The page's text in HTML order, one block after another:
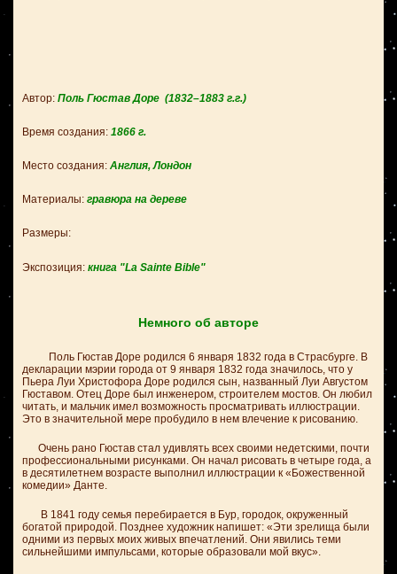
Автор: Поль Гюстав Доре (1832–1883 г.г.)
Время создания: 1866 г.
Место создания: Англия, Лондон
Материалы: гравюра на дереве
Размеры:
Экспозиция: книга "La Sainte Bible"
Немного об авторе
Поль Гюстав Доре родился 6 января 1832 года в Страсбурге. В
декларации мэрии города от 9 января 1832 года значилось, что у
Пьера Луи Христофора Доре родился сын, названный Луи Августом
Гюставом. Отец Доре был инженером, строителем мостов. Он любил
читать, и мальчик имел возможность просматривать иллюстрации.
Это в значительной мере пробудило в нем влечение к рисованию.
Очень рано Гюстав стал удивлять всех своими недетскими, почти
профессиональными рисунками. Он начал рисовать в четыре года, а
в десятилетнем возрасте выполнил иллюстрации к «Божественной
комедии» Данте.
В 1841 году семья перебирается в Бур, городок, окруженный
богатой природой. Позднее художник напишет: «Эти зрелища были
одними из первых моих живых впечатлений. Они явились теми
сильнейшими импульсами, которые образовали мой вкус».